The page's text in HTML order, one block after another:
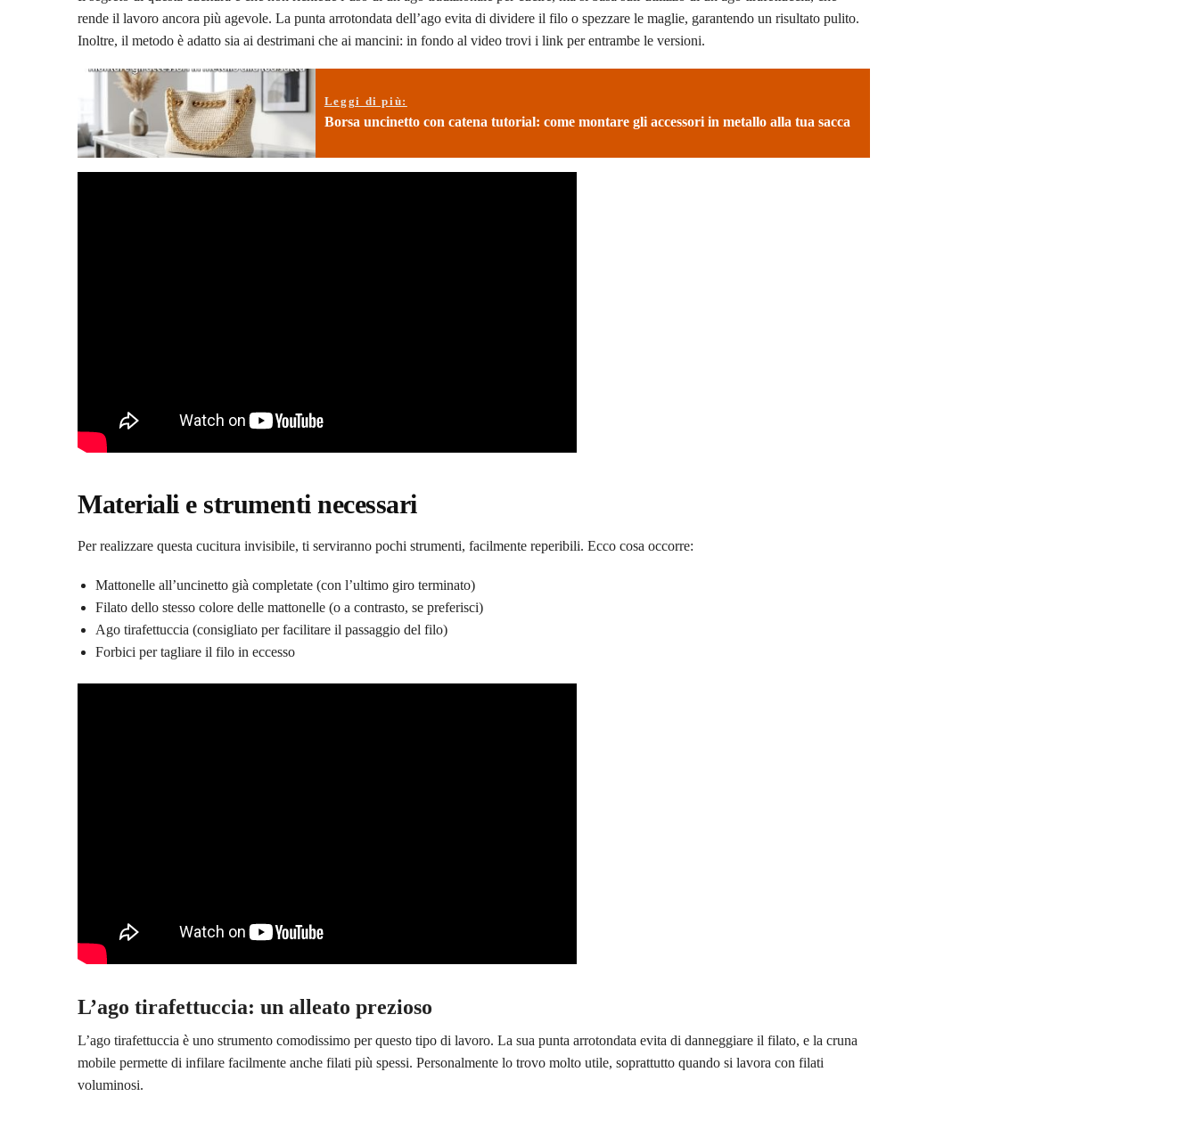
rende il lavoro ancora più agevole. La punta arrotondata dell’ago evita di dividere il filo o spezzare le maglie, garantendo un risultato pulito.
Inoltre, il metodo è adatto sia ai destrimani che ai mancini: in fondo al video trovi i link per entrambe le versioni.
Leggi di più:
Borsa uncinetto con catena tutorial: come montare gli accessori in metallo alla tua sacca
Materiali e strumenti necessari
Per realizzare questa cucitura invisibile, ti serviranno pochi strumenti, facilmente reperibili. Ecco cosa occorre:
Mattonelle all’uncinetto già completate (con l’ultimo giro terminato)
Filato dello stesso colore delle mattonelle (o a contrasto, se preferisci)
Ago tirafettuccia (consigliato per facilitare il passaggio del filo)
Forbici per tagliare il filo in eccesso
L’ago tirafettuccia: un alleato prezioso
L’ago tirafettuccia è uno strumento comodissimo per questo tipo di lavoro. La sua punta arrotondata evita di danneggiare il filato, e la cruna
mobile permette di infilare facilmente anche filati più spessi. Personalmente lo trovo molto utile, soprattutto quando si lavora con filati
voluminosi.